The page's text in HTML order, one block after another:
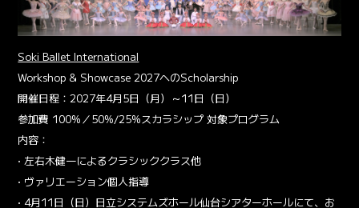
Soki Ballet International
Workshop & Showcase 2027へのScholarship
開催日程：2027年4月5日（月）～11日（日）
参加費 100%／50%/25%スカラシップ 対象プログラム
内容：
• 左右木健一によるクラシッククラス他
• ヴァリエーション個人指導
• 4月11日（日）日立システムズホール仙台シアターホールにて、お